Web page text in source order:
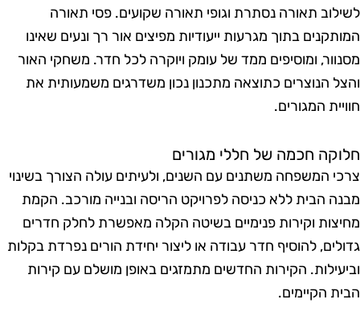
תאורה נסתרת וגופי תאורה שקועים. פסי תאורה
בתוך מגרעות ייעודיות מפיצים אור רך ונעים שאינו
ומוסיפים ממד של עומק ויוקרה לכל חדר. משחקי האור
הנוצרים כתוצאה מתכנון נכון משדרגים משמעותית את
המגורים.
חכמה של חללי מגורים
המשפחה משתנים עם השנים, ולעיתים עולה הצורך בשינוי
הבית ללא כניסה לפרויקט הריסה ובנייה מורכב. הקמת
וקירות פנימיים בשיטה הקלה מאפשרת לחלק חדרים
להוסיף חדר עבודה או ליצור יחידת הורים נפרדת בקלות
הקירות החדשים מתמזגים באופן מושלם עם קירות
הקיימים.